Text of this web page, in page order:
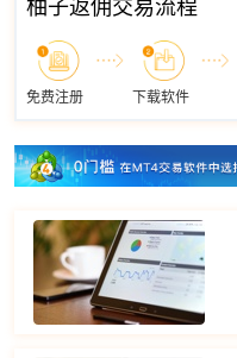
柚子返佣交易流程
免费注册 下载软件